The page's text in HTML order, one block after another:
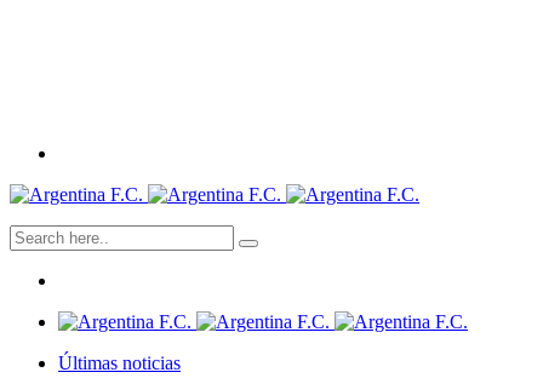
Últimas noticias